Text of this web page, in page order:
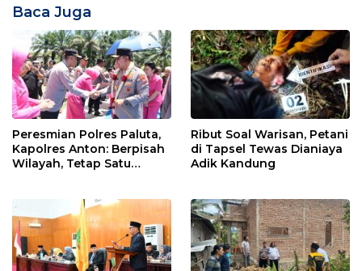
Baca Juga
Peresmian Polres Paluta,
Kapolres Anton: Berpisah
Wilayah, Tetap Satu
Ribut Soal Warisan, Petani
di Tapsel Tewas Dianiaya
Adik Kandung